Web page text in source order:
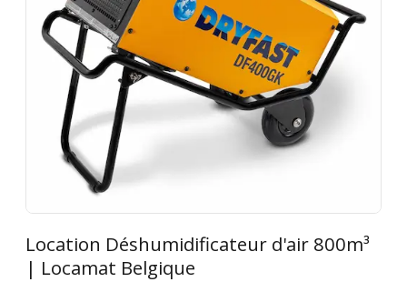
Location Déshumidificateur d'air 800m³
| Locamat Belgique